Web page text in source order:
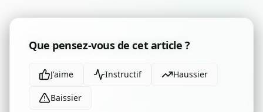
Que pensez-vous de cet article ?
J'aime Instructif Haussier
Baissier